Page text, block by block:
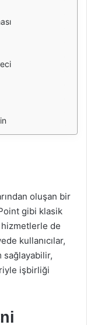
oluşan bir
gibi klasik
hizmetlerle de
kullanıcılar,
işbirliği